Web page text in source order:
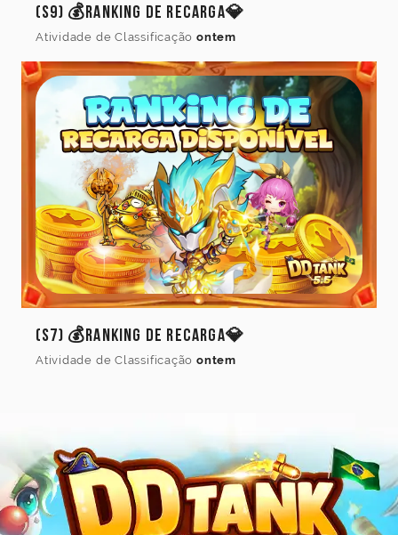
(S9) 💰Ranking de Recarga💎
Atividade de Classificação ontem
(S7) 💰Ranking de Recarga💎
Atividade de Classificação ontem